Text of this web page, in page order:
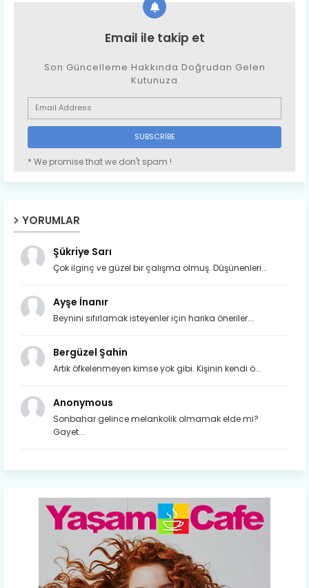
Email ile takip et
Son Güncelleme Hakkında Doğrudan Gelen
Kutunuza
* We promise that we don't spam !
YORUMLAR
Şükriye Sarı
Çok ilginç ve güzel bir çalışma olmuş. Düşünenleri...
Ayşe İnanır
Beynini sıfırlamak isteyenler için harika öneriler...
Bergüzel Şahin
Artık öfkelenmeyen kimse yok gibi. Kişinin kendi ö...
Anonymous
Sonbahar gelince melankolik olmamak elde mi?
Gayet...